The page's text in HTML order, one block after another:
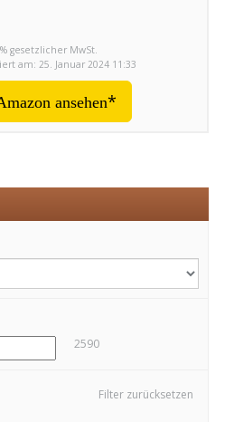
gesetzlicher MwSt.
am: 25. Januar 2024 11:33
ansehen*
2590
Filter zurücksetzen